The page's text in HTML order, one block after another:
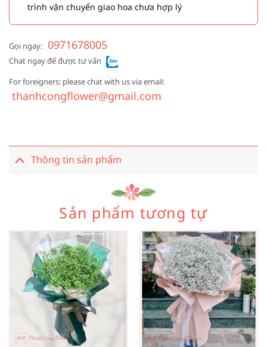
trình vận chuyển giao hoa chưa hợp lý
Gọi ngay: 0971678005
Chat ngay để được tư vấn
For foreigners: please chat with us via email:
thanhcongflower@gmail.com
Thông tin sản phẩm
Sản phẩm tương tự